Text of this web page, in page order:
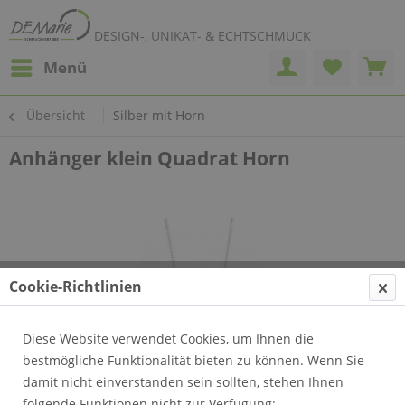
DESIGN-, UNIKAT- & ECHTSCHMUCK
Menü
Übersicht Silber mit Horn
Anhänger klein Quadrat Horn
Cookie-Richtlinien
Diese Website verwendet Cookies, um Ihnen die
bestmögliche Funktionalität bieten zu können. Wenn Sie
damit nicht einverstanden sein sollten, stehen Ihnen